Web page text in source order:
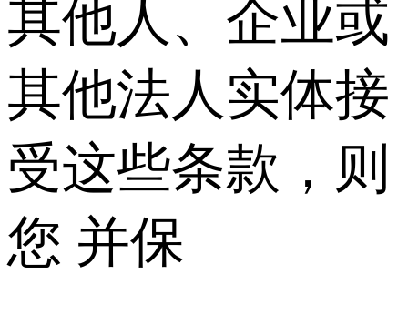
其他人、企业或
其他法人实体接
受这些条款，则
您 并保